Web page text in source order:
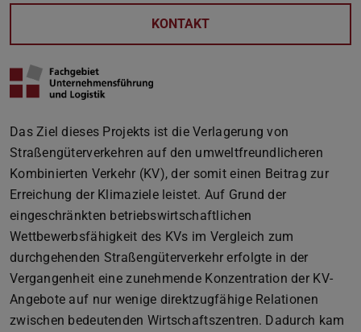
KONTAKT
Das Ziel dieses Projekts ist die Verlagerung von
Straßengüterverkehren auf den umweltfreundlicheren
Kombinierten Verkehr (KV), der somit einen Beitrag zur
Erreichung der Klimaziele leistet. Auf Grund der
eingeschränkten betriebswirtschaftlichen
Wettbewerbsfähigkeit des KVs im Vergleich zum
durchgehenden Straßengüterverkehr erfolgte in der
Vergangenheit eine zunehmende Konzentration der KV-
Angebote auf nur wenige direktzugfähige Relationen
zwischen bedeutenden Wirtschaftszentren. Dadurch kam